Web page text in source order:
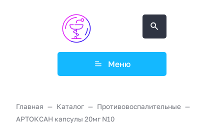
Меню
Главная Каталог
Противовоспалительные
АРТОКСАН капсулы 20мг N10